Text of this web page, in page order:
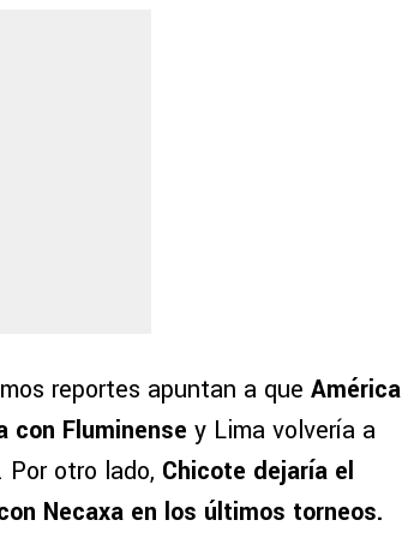
reportes apuntan a que América
con Fluminense y Lima volvería a
otro lado, Chicote dejaría el
Necaxa en los últimos torneos.